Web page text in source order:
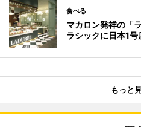
食べる
マカロン発祥の「
ラシックに日本1号
もっと